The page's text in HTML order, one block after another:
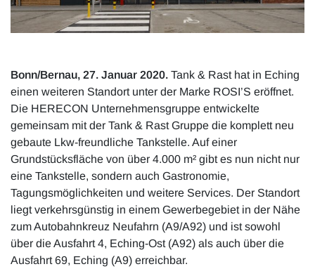
Bonn/Bernau, 27. Januar 2020. Tank & Rast hat in Eching
einen weiteren Standort unter der Marke ROSI’S eröffnet.
Die HERECON Unternehmensgruppe entwickelte
gemeinsam mit der Tank & Rast Gruppe die komplett neu
gebaute Lkw-freundliche Tankstelle. Auf einer
Grundstücksfläche von über 4.000 m² gibt es nun nicht nur
eine Tankstelle, sondern auch Gastronomie,
Tagungsmöglichkeiten und weitere Services. Der Standort
liegt verkehrsgünstig in einem Gewerbegebiet in der Nähe
zum Autobahnkreuz Neufahrn (A9/A92) und ist sowohl
über die Ausfahrt 4, Eching-Ost (A92) als auch über die
Ausfahrt 69, Eching (A9) erreichbar.